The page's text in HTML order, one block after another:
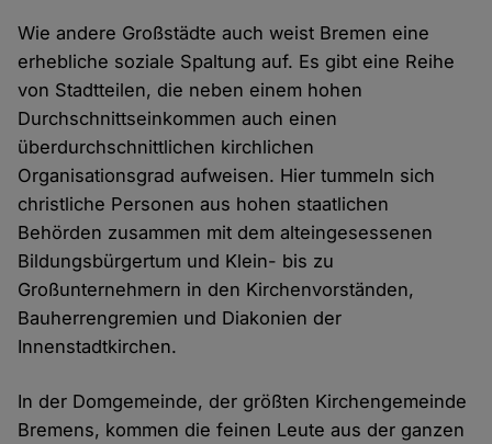
Wie andere Großstädte auch weist Bremen eine
erhebliche soziale Spaltung auf. Es gibt eine Reihe
von Stadtteilen, die neben einem hohen
Durchschnittseinkommen auch einen
überdurchschnittlichen kirchlichen
Organisationsgrad aufweisen. Hier tummeln sich
christliche Personen aus hohen staatlichen
Behörden zusammen mit dem alteingesessenen
Bildungsbürgertum und Klein- bis zu
Großunternehmern in den Kirchenvorständen,
Bauherrengremien und Diakonien der
Innenstadtkirchen.
In der Domgemeinde, der größten Kirchengemeinde
Bremens, kommen die feinen Leute aus der ganzen